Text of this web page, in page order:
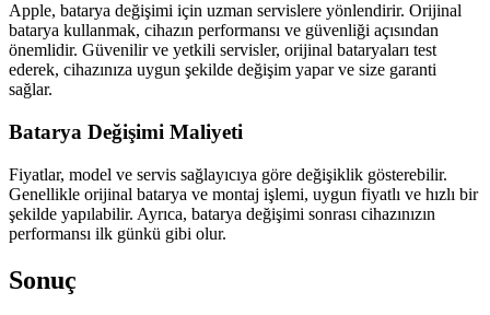
Apple, batarya değişimi için uzman servislere yönlendirir. Orijinal
batarya kullanmak, cihazın performansı ve güvenliği açısından
önemlidir. Güvenilir ve yetkili servisler, orijinal bataryaları test
ederek, cihazınıza uygun şekilde değişim yapar ve size garanti
sağlar.
Batarya Değişimi Maliyeti
Fiyatlar, model ve servis sağlayıcıya göre değişiklik gösterebilir.
Genellikle orijinal batarya ve montaj işlemi, uygun fiyatlı ve hızlı bir
şekilde yapılabilir. Ayrıca, batarya değişimi sonrası cihazınızın
performansı ilk günkü gibi olur.
Sonuç